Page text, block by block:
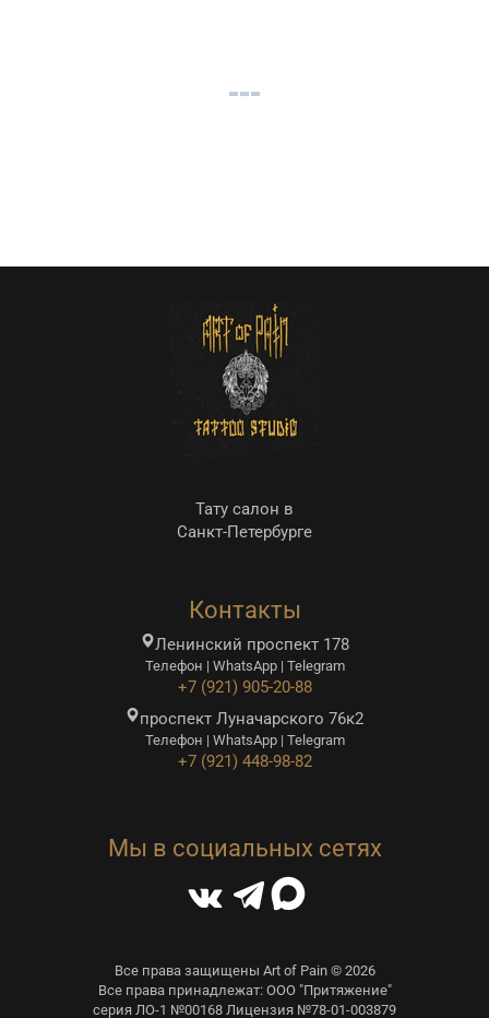
Тату салон в
Санкт-Петербурге
Контакты
Ленинский проспект 178
Телефон | WhatsApp | Telegram
+7 (921) 905-20-88
проспект Луначарского 76к2
Телефон | WhatsApp | Telegram
+7 (921) 448-98-82
Мы в социальных сетях
Все права защищены Art of Pain © 2026
Все права принадлежат: ООО "Притяжение"
серия ЛО-1 №00168 Лицензия №78-01-003879